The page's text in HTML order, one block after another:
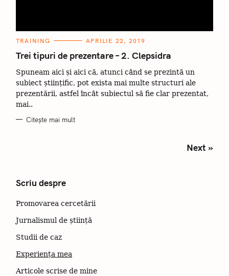
C
T
E
O
R
I
I
TRAINING APRILIE 22, 2019
Trei tipuri de prezentare – 2. Clepsidra
Spuneam aici și aici că, atunci când se prezintă un
subiect științific, pot exista mai multe structuri ale
prezentării, astfel încât subiectul să fie clar prezentat,
mai..
Citește mai mult
t
s
a
v
i
g
a
t
i
Next »
Scriu despre
Promovarea cercetării
Jurnalismul de știință
Studii de caz
Experiența mea
Articole scrise de mine